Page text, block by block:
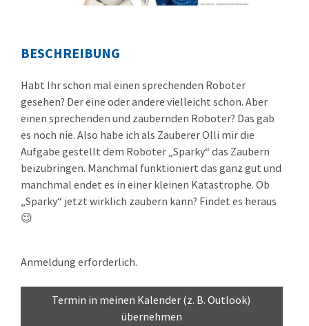
BESCHREIBUNG
Habt Ihr schon mal einen sprechenden Roboter
gesehen? Der eine oder andere vielleicht schon. Aber
einen sprechenden und zaubernden Roboter? Das gab
es noch nie. Also habe ich als Zauberer Olli mir die
Aufgabe gestellt dem Roboter „Sparky“ das Zaubern
beizubringen. Manchmal funktioniert das ganz gut und
manchmal endet es in einer kleinen Katastrophe. Ob
„Sparky“ jetzt wirklich zaubern kann? Findet es heraus
😉
Anmeldung erforderlich.
Termin in meinen Kalender (z. B. Outlook)
übernehmen